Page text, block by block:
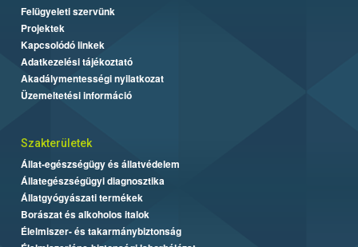
Felügyeleti szervünk
Projektek
Kapcsolódó linkek
Adatkezelési tájékoztató
Akadálymentességi nyilatkozat
Üzemeltetési információ
Szakterületek
Állat-egészségügy és állatvédelem
Állategészségügyi diagnosztika
Állatgyógyászati termékek
Borászat és alkoholos italok
Élelmiszer- és takarmánybiztonság